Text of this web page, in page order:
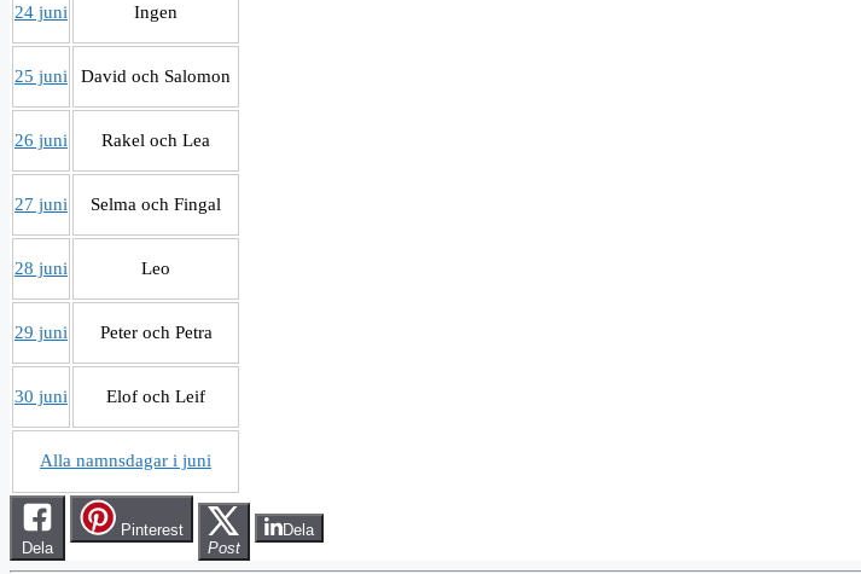
24 juni Ingen
25 juni David och Salomon
26 juni Rakel och Lea
27 juni Selma och Fingal
28 juni Leo
29 juni Peter och Petra
30 juni Elof och Leif
Alla namnsdagar i juni
Dela
Pinterest
Post
Dela